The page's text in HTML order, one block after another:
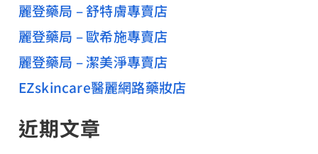
麗登藥局 – 舒特膚專賣店
麗登藥局 – 歐希施專賣店
麗登藥局 – 潔美淨專賣店
EZskincare醫麗網路藥妝店
近期文章